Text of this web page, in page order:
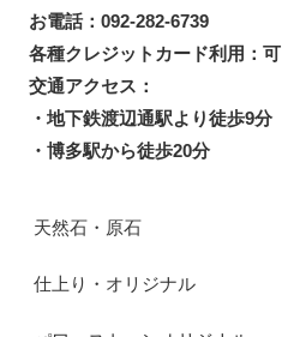
お電話：092-282-6739
各種クレジットカード利用：可
交通アクセス：
・地下鉄渡辺通駅より徒歩9分
・博多駅から徒歩20分
天然石・原石
仕上り・オリジナル